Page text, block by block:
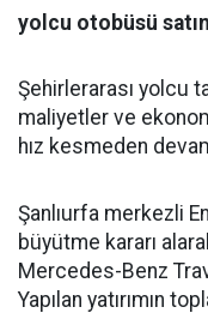
yolcu otobüsü
Şehirlerarası yolcu
maliyetler ve
hız kesmeden
Şanlıurfa merkezli
büyütme kararı
Mercedes-Benz
Yapılan yatırımın